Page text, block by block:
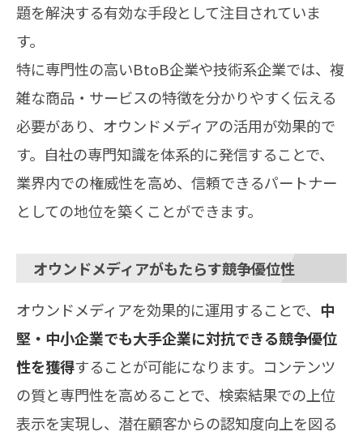
題を解決する有効な手段として注目されていま
す。
特に専門性の高いBtoB企業や技術系企業では、複
雑な商品・サービスの特徴を分かりやすく伝える
必要があり、オウンドメディアの活用が効果的で
す。自社の専門知識を体系的に発信することで、
業界内での権威性を高め、信頼できるパートナー
としての地位を築くことができます。
オウンドメディアがもたらす競争優位性
オウンドメディアを効果的に運用することで、 中
堅・中小企業でも大手企業に対抗できる競争優位
性を獲得することが可能になります。コンテンツ
の質と専門性を高めることで、検索結果での上位
表示を実現し、潜在顧客からの認知度向上を図る